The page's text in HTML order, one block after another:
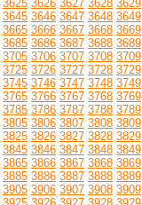
3625 3626 3627 3628 3629
3645 3646 3647 3648 3649
3665 3666 3667 3668 3669
3685 3686 3687 3688 3689
3705 3706 3707 3708 3709
3725 3726 3727 3728 3729
3745 3746 3747 3748 3749
3765 3766 3767 3768 3769
3785 3786 3787 3788 3789
3805 3806 3807 3808 3809
3825 3826 3827 3828 3829
3845 3846 3847 3848 3849
3865 3866 3867 3868 3869
3885 3886 3887 3888 3889
3905 3906 3907 3908 3909